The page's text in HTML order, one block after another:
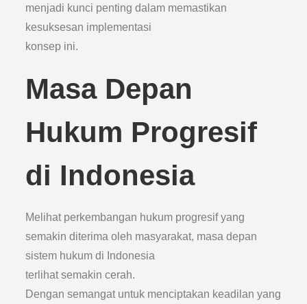
menjadi kunci penting dalam memastikan
kesuksesan implementasi
konsep ini.
Masa Depan
Hukum Progresif
di Indonesia
Melihat perkembangan hukum progresif yang
semakin diterima oleh masyarakat, masa depan
sistem hukum di Indonesia
terlihat semakin cerah.
Dengan semangat untuk menciptakan keadilan yang